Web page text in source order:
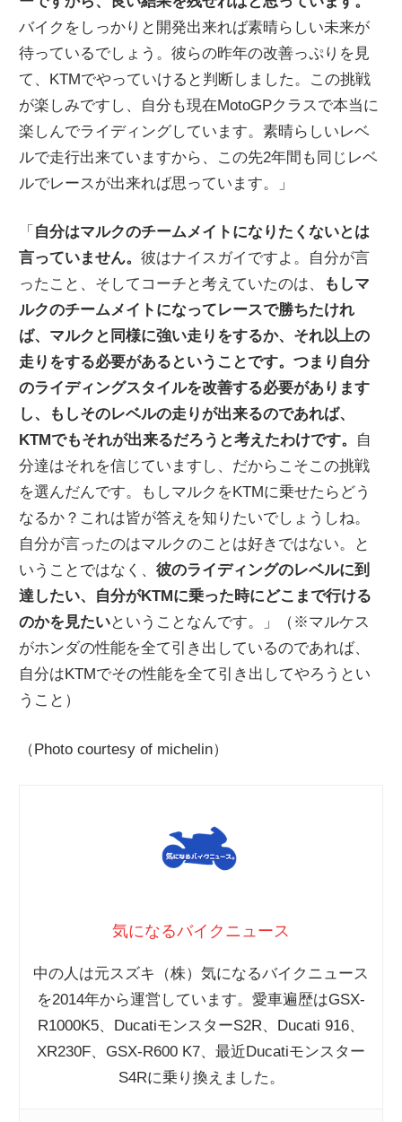
バイクをしっかりと開発出来れば素晴らしい未来が
待っているでしょう。彼らの昨年の改善っぷりを見
て、KTMでやっていけると判断しました。この挑戦
が楽しみですし、自分も現在MotoGPクラスで本当に
楽しんでライディングしています。素晴らしいレベ
ルで走行出来ていますから、この先2年間も同じレベ
ルでレースが出来れば思っています。」
「 自分はマルクのチームメイトになりたくないとは
言っていません。彼はナイスガイですよ。自分が言
ったこと、そしてコーチと考えていたのは、
もしマ
ルクのチームメイトになってレースで勝ちたけれ
ば、マルクと同様に強い走りをするか、それ以上の
走りをする必要があるということです。つまり自分
のライディングスタイルを改善する必要があります
し、もしそのレベルの走りが出来るのであれば、
KTMでもそれが出来るだろうと考えたわけです。 自
分達はそれを信じていますし、だからこそこの挑戦
を選んだんです。もしマルクをKTMに乗せたらどう
なるか？これは皆が答えを知りたいでしょうしね。
自分が言ったのはマルクのことは好きではない。と
いうことではなく、彼のライディングのレベルに到
達したい、自分がKTMに乗った時にどこまで行ける
のかを見たいということなんです。」（※マルケス
がホンダの性能を全て引き出しているのであれば、
自分はKTMでその性能を全て引き出してやろうとい
うこと）
（Photo courtesy of michelin）
気になるバイクニュース
中の人は元スズキ（株）気になるバイクニュース
を2014年から運営しています。愛車遍歴はGSX-
R1000K5、DucatiモンスターS2R、Ducati 916、
XR230F、GSX-R600 K7、最近Ducatiモンスター
S4Rに乗り換えました。